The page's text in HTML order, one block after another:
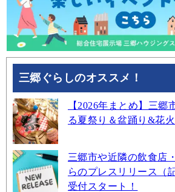
三郷ぐらしのオススメ！
【2026年まとめ】三郷
る夏祭り＆盆踊り&花
三郷市や近隣の飲食店
らのプレスリリース（
受付スタート！